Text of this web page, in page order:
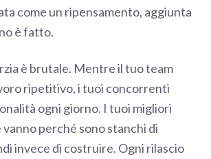
come un ripensamento, aggiunta
è fatto.
è brutale. Mentre il tuo team
ripetitivo, i tuoi concorrenti
ogni giorno. I tuoi migliori
perché sono stanchi di
invece di costruire. Ogni rilascio